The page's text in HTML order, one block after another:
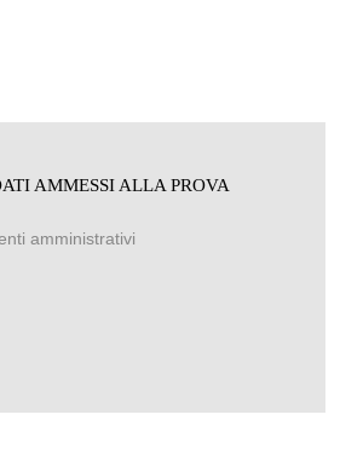
AMMESSI ALLA PROVA
amministrativi